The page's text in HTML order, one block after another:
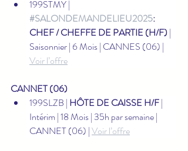
199STMY |
#SALONDEMANDELIEU2025:
CHEF / CHEFFE DE PARTIE (H/F) |
Saisonnier | 6 Mois | CANNES (06) |
Voir l’offre
CANNET (06)
199SLZB | HÔTE DE CAISSE H/F |
Intérim | 18 Mois | 35h par semaine |
CANNET (06) | Voir l’offre